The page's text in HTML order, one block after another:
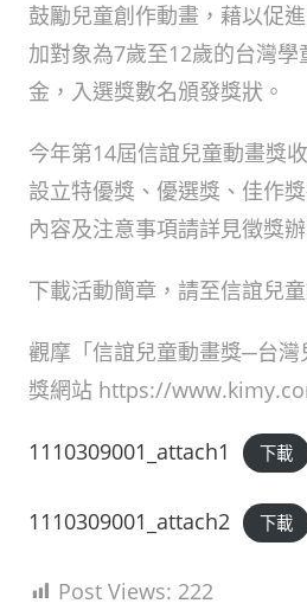
鼓勵兒童創作動畫，藉以促
加對象為7歲至12歲的台灣
金，入選獎數名頒發獎狀。
今年第14屆信誼兒童動畫獎
設立特優獎、優選獎、佳作
內容及注意事項請詳見徵獎辦
下載活動簡章，請至信誼
觀摩「信誼兒童動畫獎─台
獎網站 https://
1110309001_attach1 下載
1110309001_attach2 下載
Post Views: 222